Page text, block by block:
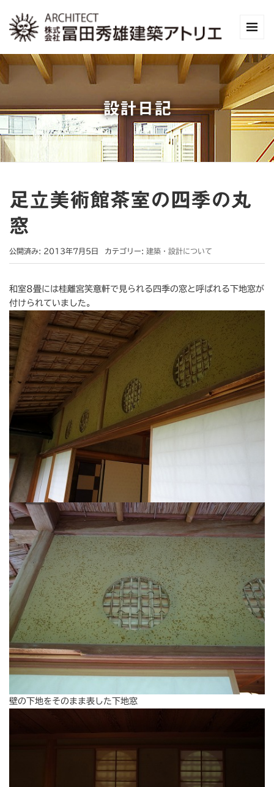
設計日記
足立美術館茶室の四季の丸
窓
公開済み: 2013年7月5日 カテゴリー: 建築・設計について
和室8畳には桂離宮笑意軒で見られる四季の窓と呼ばれる下地窓が
付けられていました。
壁の下地をそのまま表した下地窓